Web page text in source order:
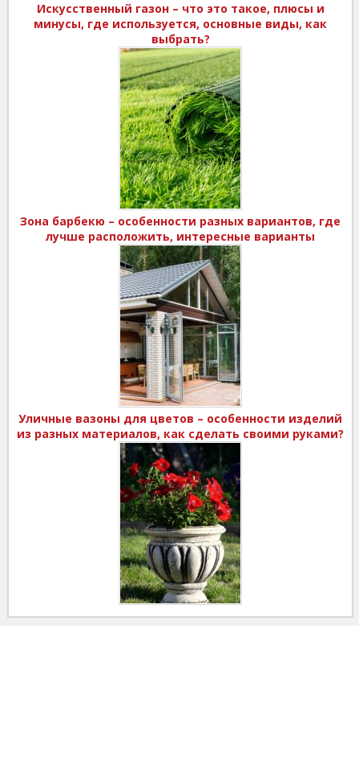
Искусственный газон – что это такое, плюсы и
минусы, где используется, основные виды, как
выбрать?
Зона барбекю – особенности разных вариантов, где
лучше расположить, интересные варианты
Уличные вазоны для цветов – особенности изделий
из разных материалов, как сделать своими руками?